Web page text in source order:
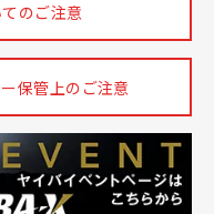
のご注意
保管上のご注意